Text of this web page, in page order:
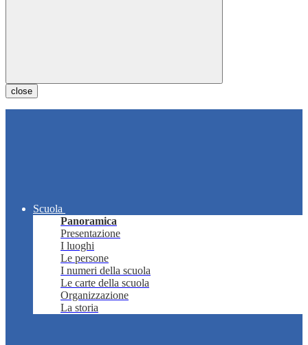
close
Scuola
Panoramica
Presentazione
I luoghi
Le persone
I numeri della scuola
Le carte della scuola
Organizzazione
La storia